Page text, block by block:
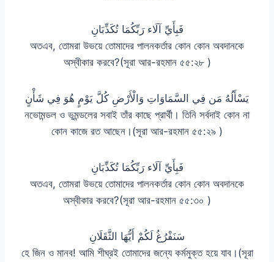
فَبِأَيِّ آلَاء رَبِّكُمَا تُكَذِّبَانِ
অতএব, তোমরা উভয়ে তোমাদের পালনকর্তার কোন কোন অবদানকে
অস্বীকার করবে?(সূরা আর-রহমান ৫৫:২৮ )
يَسْأَلُهُ مَن فِي السَّمَاوَاتِ وَالْأَرْضِ كُلَّ يَوْمٍ هُوَ فِي شَأْنٍ
নভোমন্ডল ও ভূমন্ডলের সবাই তাঁর কাছে প্রার্থী। তিনি সর্বদাই কোন না
কোন কাজে রত আছেন।(সূরা আর-রহমান ৫৫:২৯ )
فَبِأَيِّ آلَاء رَبِّكُمَا تُكَذِّبَانِ
অতএব, তোমরা উভয়ে তোমাদের পালনকর্তার কোন কোন অবদানকে
অস্বীকার করবে?(সূরা আর-রহমান ৫৫:৩০ )
سَنَفْرُغُ لَكُمْ أَيُّهَا الثَّقَلَانِ
হে জিন ও মানব! আমি শীঘ্রই তোমাদের জন্যে কর্মমুক্ত হয়ে যাব।(সূরা